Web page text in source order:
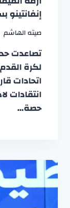
إنفانتينو
صيته الهاشم
تصاعدت
لكرة القدم
اتحادات
انتقادات
حصة…